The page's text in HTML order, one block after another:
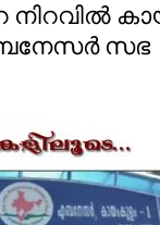
നിറവിൽ
സഭ